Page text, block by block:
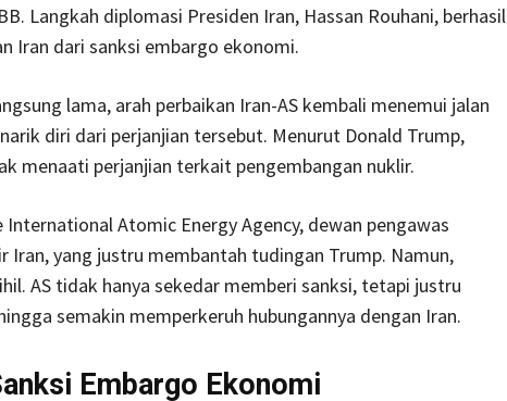
Langkah diplomasi Presiden Iran, Hassan Rouhani, berhasil
Iran dari sanksi embargo ekonomi.
lama, arah perbaikan Iran-AS kembali menemui jalan
diri dari perjanjian tersebut. Menurut Donald Trump,
menaati perjanjian terkait pengembangan nuklir.
International Atomic Energy Agency, dewan pengawas
Iran, yang justru membantah tudingan Trump. Namun,
AS tidak hanya sekedar memberi sanksi, tetapi justru
semakin memperkeruh hubungannya dengan Iran.
Embargo Ekonomi